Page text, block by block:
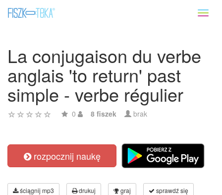
La conjugaison du verbe
anglais 'to return' past
simple - verbe régulier
0 8 fiszek brak
rozpocznij naukę
ściągnij mp3 drukuj graj sprawdź się